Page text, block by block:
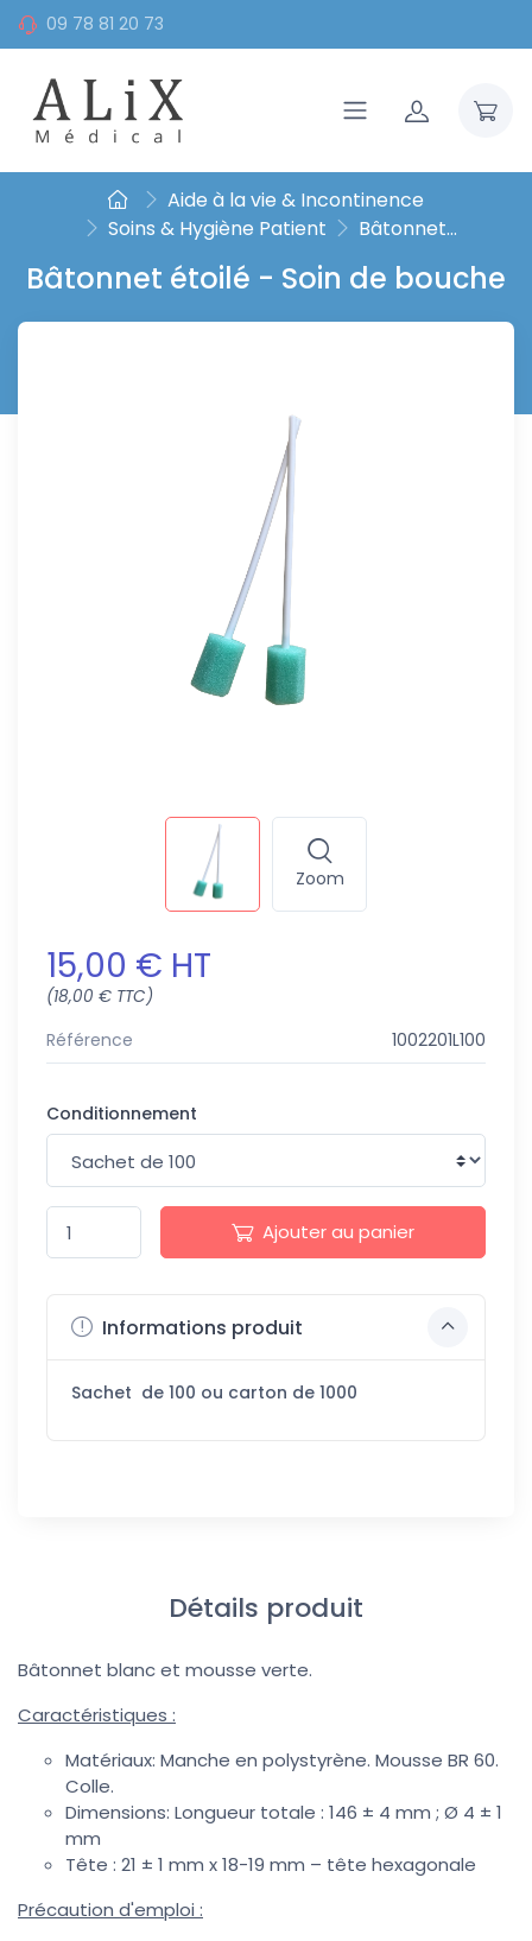
09 78 81 20 73
Aide à la vie & Incontinence
Soins & Hygiène Patient
Bâtonnet...
Bâtonnet étoilé - Soin de bouche
Zoom
15,00 € HT
(18,00 € TTC)
Référence 1002201L100
Conditionnement
Ajouter au panier
Informations produit
Sachet de 100 ou carton de 1000
Détails produit
Bâtonnet blanc et mousse verte.
Caractéristiques :
Matériaux: Manche en polystyrène. Mousse BR 60.
Colle.
Dimensions: Longueur totale : 146 ± 4 mm ; Ø 4 ± 1
mm
Tête : 21 ± 1 mm x 18-19 mm – tête hexagonale
Précaution d'emploi :